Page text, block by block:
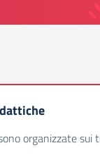
organizzate sui